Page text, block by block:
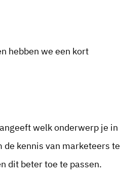
hebben we een kort
welk onderwerp je in
kennis van marketeers te
dit beter toe te passen.